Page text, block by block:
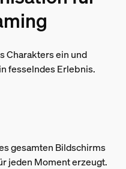
Charakters ein und
fesselndes Erlebnis.
gesamten Bildschirms
jeden Moment erzeugt.